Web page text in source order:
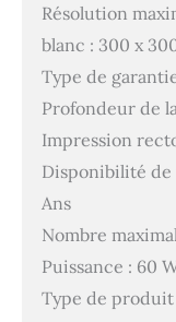
Résolution
blanc : 300 x
Type de
Profondeur de
Impression
Disponibilité de
Ans
Nombre
Puissance : 60
Type de